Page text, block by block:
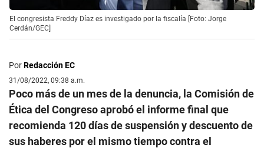
El congresista Freddy Díaz es investigado por la fiscalía [Foto: Jorge
Cerdán/GEC]
PorRedacción EC
31/08/2022, 09:38 a.m.
Poco más de un mes de la denuncia, la Comisión de
Ética del Congreso aprobó el informe final que
recomienda 120 días de suspensión y descuento de
sus haberes por el mismo tiempo contra el